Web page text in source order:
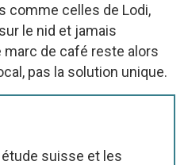
comme celles de Lodi,
le nid et jamais
marc de café reste alors
pas la solution unique.
suisse et les